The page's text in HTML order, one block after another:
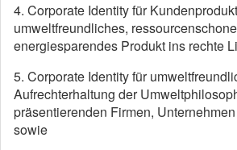
4. Corporate Identity für
umweltfreundliches,
energiesparendes Produkt ins rechte
5. Corporate Identity für
Aufrechterhaltung der
präsentierenden Firmen,
sowie